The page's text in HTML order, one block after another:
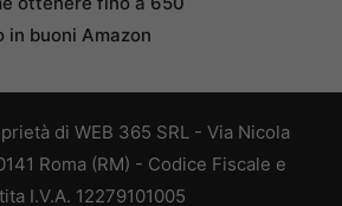
in buoni Amazon
di WEB 365 SRL - Via Nicola
Roma (RM) - Codice Fiscale e
I.V.A. 12279101005